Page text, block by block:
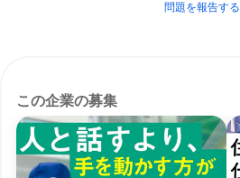
問題を報告する
この企業の募集